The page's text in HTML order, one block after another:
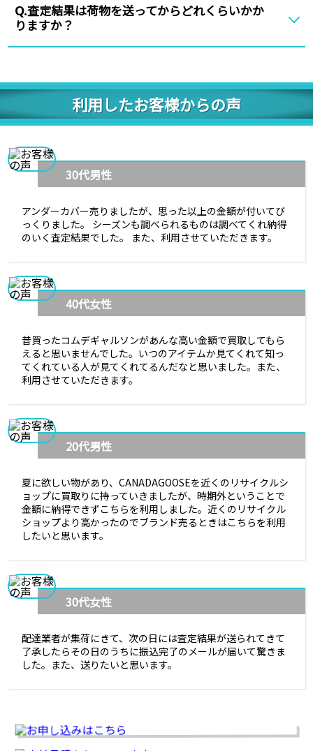
Q.査定結果は荷物を送ってからどれくらいかか
りますか？
利用したお客様からの声
30代男性
アンダーカバー売りましたが、思った以上の金額が付いてび
っくりました。 シーズンも調べられるものは調べてくれ納得
のいく査定結果でした。 また、利用させていただきます。
40代女性
昔買ったコムデギャルソンがあんな高い金額で買取してもら
えると思いませんでした。いつのアイテムか見てくれて知っ
てくれている人が見てくれてるんだなと思いました。また、
利用させていただきます。
20代男性
夏に欲しい物があり、CANADAGOOSEを近くのリサイクルシ
ョップに買取りに持っていきましたが、時期外ということで
金額に納得できずこちらを利用しました。近くのリサイクル
ショップより高かったのでブランド売るときはこちらを利用
したいと思います。
30代女性
配達業者が集荷にきて、次の日には査定結果が送られてきて
了承したらその日のうちに振込完了のメールが届いて驚きま
した。また、送りたいと思います。